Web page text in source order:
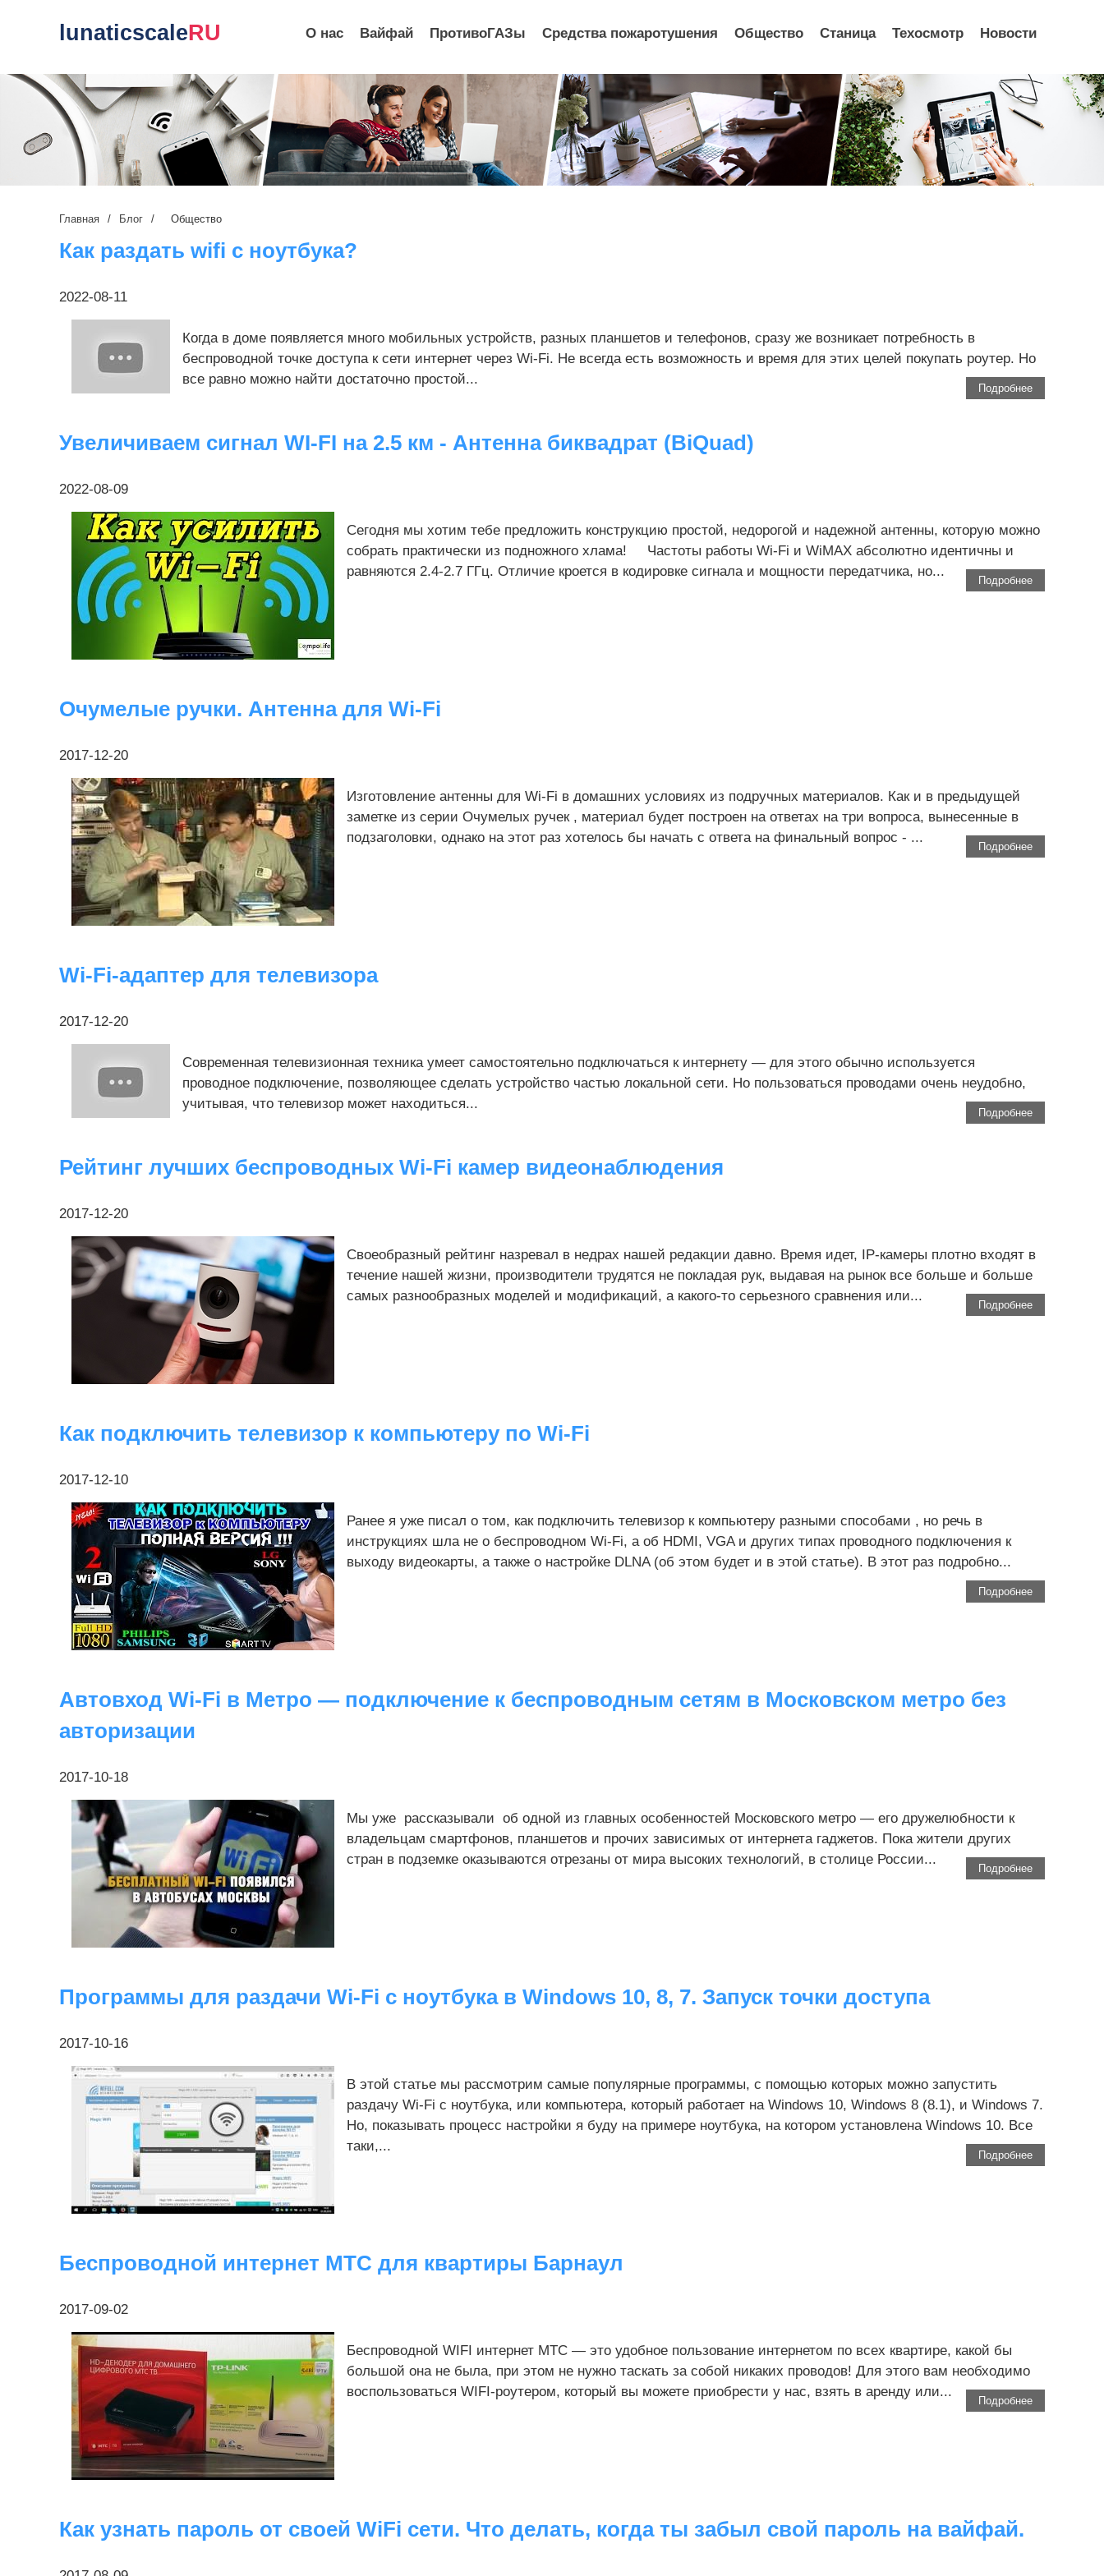
lunaticscaleRU О нас Вайфай ПротивоГАЗы Средства пожаротушения Общество Станица Техосмотр Новости
Главная / Блог / Общество
Как раздать wifi с ноутбука?
2022-08-11
Когда в доме появляется много мобильных устройств, разных планшетов и телефонов, сразу же возникает потребность в
беспроводной точке доступа к сети интернет через Wi-Fi. Не всегда есть возможность и время для этих целей покупать роутер. Но
все равно можно найти достаточно простой...
Подробнее
Увеличиваем сигнал WI-FI на 2.5 км - Антенна биквадрат (BiQuad)
2022-08-09
Сегодня мы хотим тебе предложить конструкцию простой, недорогой и надежной антенны, которую можно
собрать практически из подножного хлама! Частоты работы Wi-Fi и WiMAX абсолютно идентичны и
равняются 2.4-2.7 ГГц. Отличие кроется в кодировке сигнала и мощности передатчика, но...
Подробнее
Очумелые ручки. Антенна для Wi-Fi
2017-12-20
Изготовление антенны для Wi-Fi в домашних условиях из подручных материалов. Как и в предыдущей
заметке из серии Очумелых ручек , материал будет построен на ответах на три вопроса, вынесенные в
подзаголовки, однако на этот раз хотелось бы начать с ответа на финальный вопрос - ...
Подробнее
Wi-Fi-адаптер для телевизора
2017-12-20
Современная телевизионная техника умеет самостоятельно подключаться к интернету — для этого обычно используется
проводное подключение, позволяющее сделать устройство частью локальной сети. Но пользоваться проводами очень неудобно,
учитывая, что телевизор может находиться...
Подробнее
Рейтинг лучших беспроводных Wi-Fi камер видеонаблюдения
2017-12-20
Своеобразный рейтинг назревал в недрах нашей редакции давно. Время идет, IP-камеры плотно входят в
течение нашей жизни, производители трудятся не покладая рук, выдавая на рынок все больше и больше
самых разнообразных моделей и модификаций, а какого-то серьезного сравнения или...
Подробнее
Как подключить телевизор к компьютеру по Wi-Fi
2017-12-10
Ранее я уже писал о том, как подключить телевизор к компьютеру разными способами , но речь в
инструкциях шла не о беспроводном Wi-Fi, а об HDMI, VGA и других типах проводного подключения к
выходу видеокарты, а также о настройке DLNA (об этом будет и в этой статье). В этот раз подробно...
Подробнее
Автовход Wi-Fi в Метро — подключение к беспроводным сетям в Московском метро без
авторизации
2017-10-18
Мы уже рассказывали об одной из главных особенностей Московского метро — его дружелюбности к
владельцам смартфонов, планшетов и прочих зависимых от интернета гаджетов. Пока жители других
стран в подземке оказываются отрезаны от мира высоких технологий, в столице России...
Подробнее
Программы для раздачи Wi-Fi с ноутбука в Windows 10, 8, 7. Запуск точки доступа
2017-10-16
В этой статье мы рассмотрим самые популярные программы, с помощью которых можно запустить
раздачу Wi-Fi с ноутбука, или компьютера, который работает на Windows 10, Windows 8 (8.1), и Windows 7.
Но, показывать процесс настройки я буду на примере ноутбука, на котором установлена Windows 10. Все
таки,...
Подробнее
Беспроводной интернет МТС для квартиры Барнаул
2017-09-02
Беспроводной WIFI интернет МТС — это удобное пользование интернетом по всех квартире, какой бы
большой она не была, при этом не нужно таскать за собой никаких проводов! Для этого вам необходимо
воспользоваться WIFI-роутером, который вы можете приобрести у нас, взять в аренду или...
Подробнее
Как узнать пароль от своей WiFi сети. Что делать, когда ты забыл свой пароль на вайфай.